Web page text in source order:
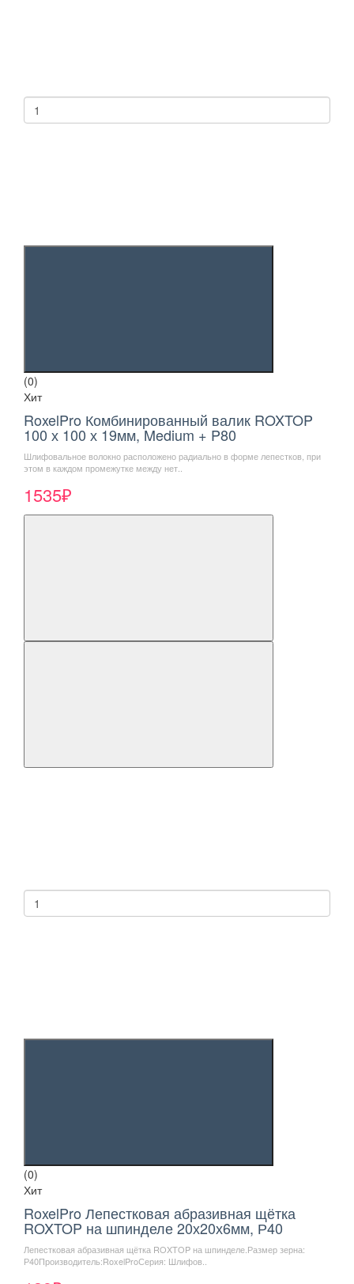
(0)
Хит
RoxelPro Комбинированный валик ROXTOP
100 х 100 х 19мм, Medium + P80
Шлифовальное волокно расположено радиально в форме лепестков, при
этом в каждом промежутке между нет..
1535₽
(0)
Хит
RoxelPro Лепестковая абразивная щётка
ROXTOP на шпинделе 20х20х6мм, Р40
Лепестковая абразивная щётка ROXTOP на шпинделе.Размер зерна:
Р40Производитель:RoxelProСерия: Шлифов..